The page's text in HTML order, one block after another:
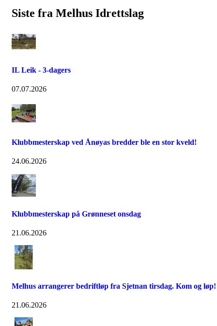
Siste fra Melhus Idrettslag
IL Leik - 3-dagers
07.07.2026
Klubbmesterskap ved Ånøyas bredder ble en stor kveld!
24.06.2026
Klubbmesterskap på Grønneset onsdag
21.06.2026
Melhus arrangerer bedriftløp fra Sjetnan tirsdag. Kom og løp!
21.06.2026